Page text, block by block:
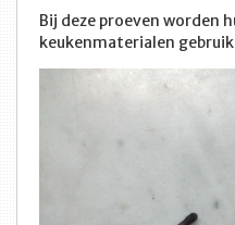
Bij deze proeven worden
keukenmaterialen